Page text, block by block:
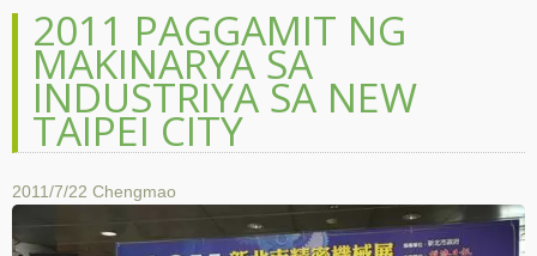
2011 PAGGAMIT NG
MAKINARYA SA
INDUSTRIYA SA NEW
TAIPEI CITY
2011/7/22 Chengmao